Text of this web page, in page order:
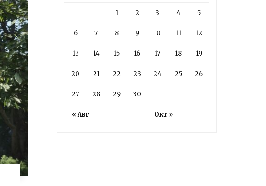
« Авг Окт »
1 2 3 4 5
6 7 8 9 10 11 12
13 14 15 16 17 18 19
20 21 22 23 24 25 26
27 28 29 30